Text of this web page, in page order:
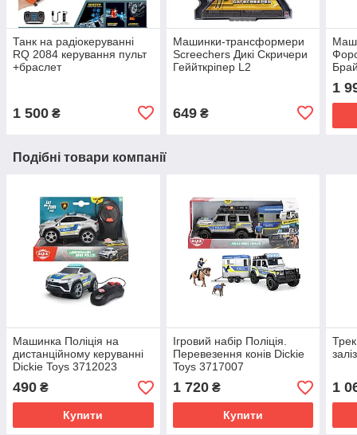
Танк на радіокеруванні
RQ 2084 керування пульт
+браслет
1 500 ₴
Машинки-трансформери
Screechers Дикі Скричери
Геййткріпер L2
649₴
1
Подібні товари компанії
Машинка Поліція на
дистанційному керуванні
Dickie Toys 3712023
490 ₴
Купити
Ігровий набір Поліція.
Перевезення конів Dickie
Toys 3717007
1 720₴
Купити
1